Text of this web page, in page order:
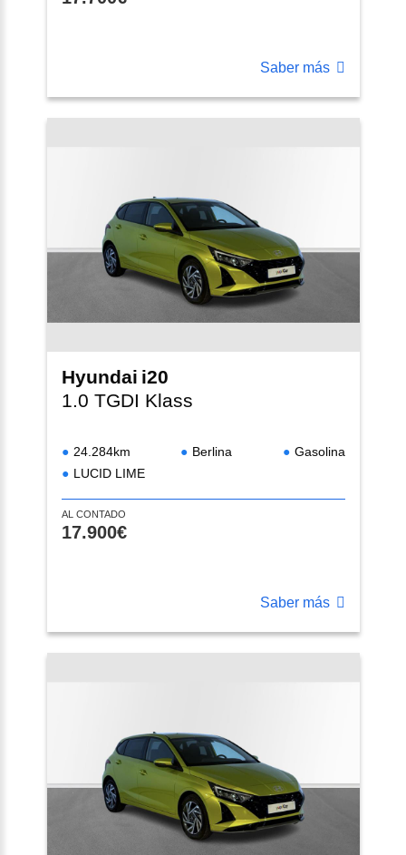
Saber más
Hyundai i20
1.0 TGDI Klass
24.284km Berlina
Gasolina
LUCID LIME
AL CONTADO
17.900€
Saber más